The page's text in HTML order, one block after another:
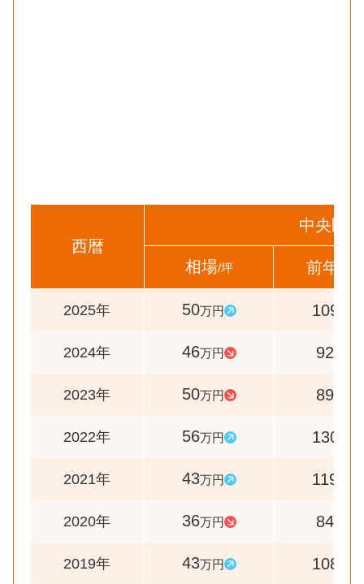
西暦
中央区
相場/坪 前年比
2025年 50万円 109
2024年 46万円 92
2023年 50万円 89
2022年 56万円 130
2021年 43万円 119
2020年 36万円 84
2019年 43万円 108